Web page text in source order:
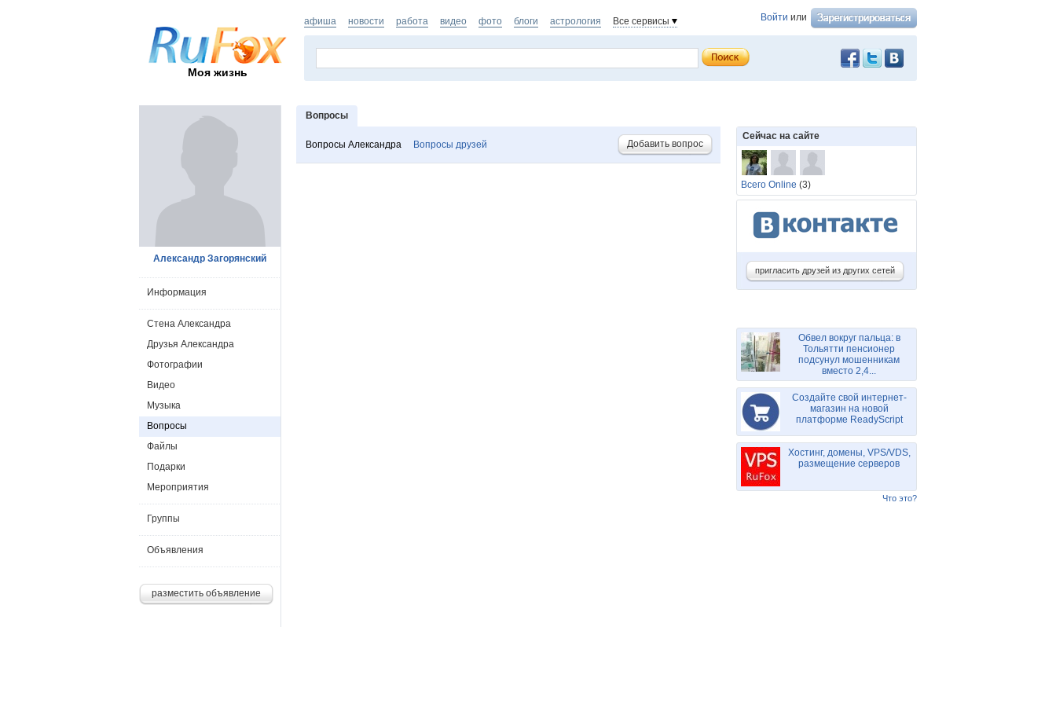
Моя жизнь
Войти или
афиша новости работа видео фото блоги астрология Все сервисы
Вопросы
Вопросы Александра Вопросы друзей Добавить вопрос
Александр Загорянский
Информация
Стена Александра
Друзья Александра
Фотографии
Видео
Музыка
Вопросы
Файлы
Подарки
Мероприятия
Группы
Объявления
разместить объявление
Сейчас на сайте
Всего Online (3)
пригласить друзей из других сетей
Обвел вокруг пальца: в
Тольятти пенсионер
подсунул мошенникам
вместо 2,4...
Создайте свой интернет-
магазин на новой
платформе ReadyScript
Хостинг, домены, VPS/VDS,
размещение серверов
Что это?